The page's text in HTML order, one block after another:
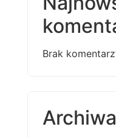
Brak
Archiwa